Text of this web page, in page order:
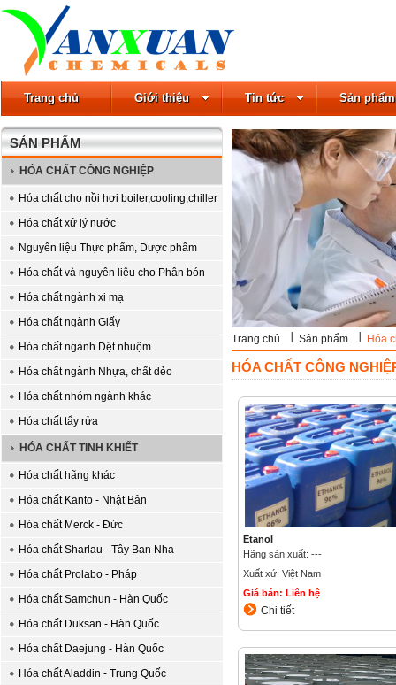
Trang chủ Giới thiệu Tin tức Sản phẩm
SẢN PHẨM
HÓA CHẤT CÔNG NGHIỆP
Hóa chất cho nồi hơi boiler,cooling,chiller
Hóa chất xử lý nước
Nguyên liệu Thực phẩm, Dược phẩm
Hóa chất và nguyên liệu cho Phân bón
Hóa chất ngành xi mạ
Hóa chất ngành Giấy
Hóa chất ngành Dệt nhuộm
Hóa chất ngành Nhựa, chất dẻo
Hóa chất nhóm ngành khác
Hóa chất tẩy rửa
HÓA CHẤT TINH KHIẾT
Hóa chất hãng khác
Hóa chất Kanto - Nhật Bản
Hóa chất Merck - Đức
Hóa chất Sharlau - Tây Ban Nha
Hóa chất Prolabo - Pháp
Hóa chất Samchun - Hàn Quốc
Hóa chất Duksan - Hàn Quốc
Hóa chất Daejung - Hàn Quốc
Hóa chất Aladdin - Trung Quốc
Trang chủ Sản phẩm Hóa
HÓA CHẤT CÔNG
Etanol
Hãng sản xuất: ---
Xuất xứ: Việt Nam
Giá bán: Liên hệ
Chi tiết